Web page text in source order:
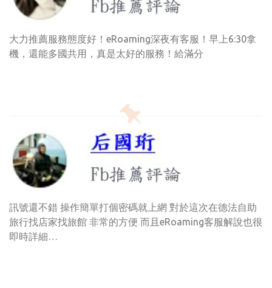
大力推薦服務態度好！eRoaming深夜有客服！早上6:30拿
機，還能多國共用，真是太好的服務！給滿分
訊號還不錯 操作簡單打個密碼就上網 對於這次在德法自助
旅行找店家找旅館 非常的方便 而且eRoaming客服解說也很
即時詳細…